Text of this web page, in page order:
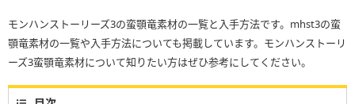
モンハンストーリーズ3の蛮顎竜素材の一覧と入手方法です。mhst3の蛮
顎竜素材の一覧や入手方法についても掲載しています。モンハンストーリ
ーズ3蛮顎竜素材について知りたい方はぜひ参考にしてください。